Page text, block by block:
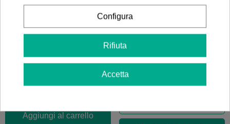
Green Trim CBD GB
12,50 €
Aggiungi al carrello
(5)
Configura
Rifiuta
Accetta